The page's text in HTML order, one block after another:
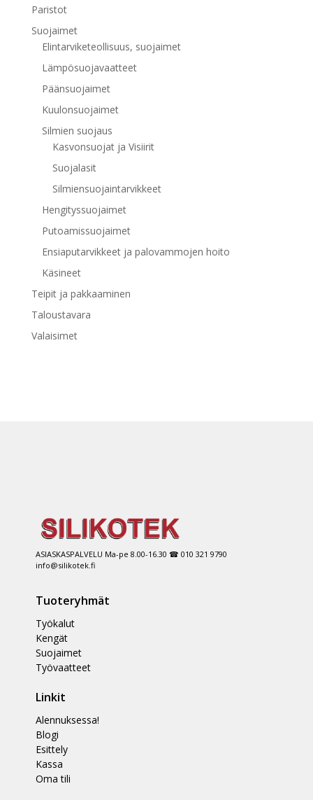
Paristot
Suojaimet
Elintarviketeollisuus, suojaimet
Lämpösuojavaatteet
Päänsuojaimet
Kuulonsuojaimet
Silmien suojaus
Kasvonsuojat ja Visiirit
Suojalasit
Silmiensuojaintarvikkeet
Hengityssuojaimet
Putoamissuojaimet
Ensiaputarvikkeet ja palovammojen hoito
Käsineet
Teipit ja pakkaaminen
Taloustavara
Valaisimet
ASIASKASPALVELU Ma-pe 8.00-16.30 ☎ 010 321 9790
info@silikotek.fi
Tuoteryhmät
Työkalut
Kengät
Suojaimet
Työvaatteet
Linkit
Alennuksessa!
Blogi
Esittely
Kassa
Oma tili